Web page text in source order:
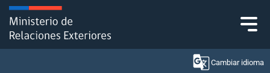
Click acá para ir directamente al contenido
Cambiar idioma